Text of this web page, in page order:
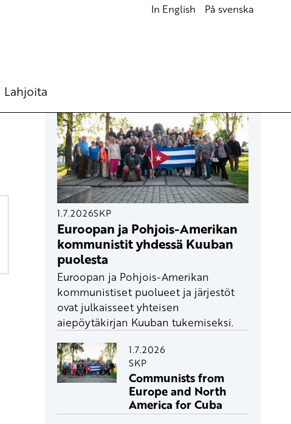
In English På svenska
Lahjoita
1.7.2026SKP
Euroopan ja Pohjois-Amerikan
kommunistit yhdessä Kuuban
puolesta
Euroopan ja Pohjois-Amerikan
kommunistiset puolueet ja järjestöt
ovat julkaisseet yhteisen
aiepöytäkirjan Kuuban tukemiseksi.
1.7.2026
SKP
Communists from
Europe and North
America for Cuba